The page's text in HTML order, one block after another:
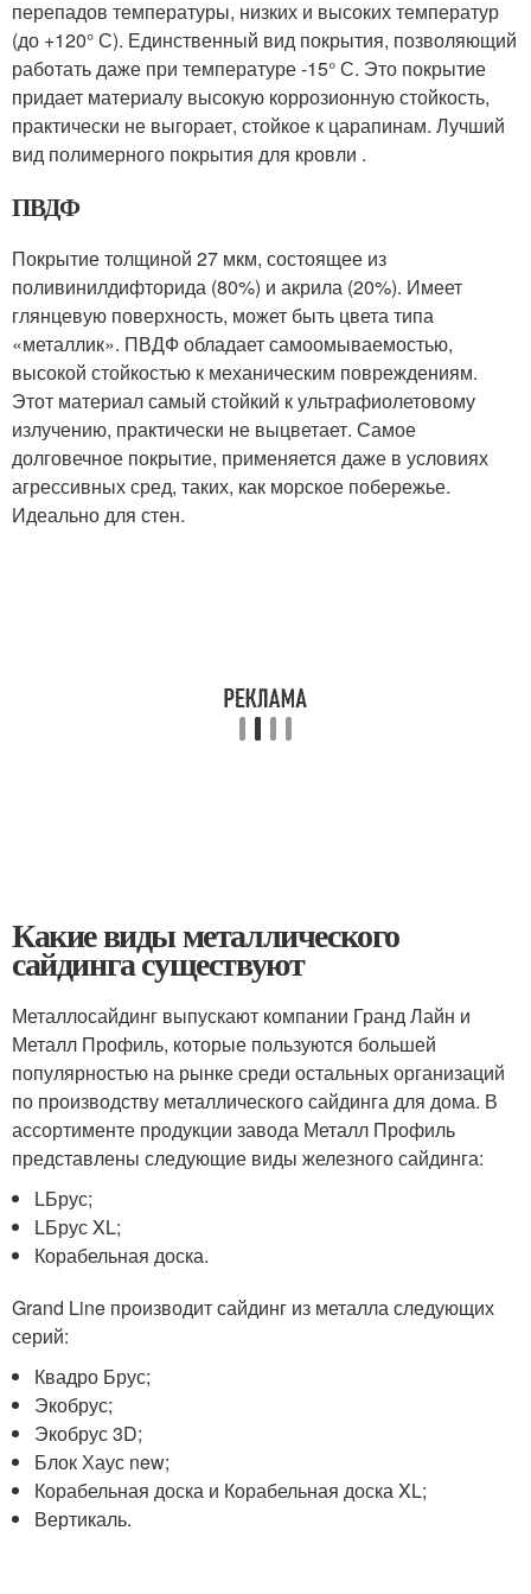
перепадов температуры, низких и высоких температур
(до +120° С). Единственный вид покрытия, позволяющий
работать даже при температуре -15° С. Это покрытие
придает материалу высокую коррозионную стойкость,
практически не выгорает, стойкое к царапинам. Лучший
вид полимерного покрытия для кровли .
ПВДФ
Покрытие толщиной 27 мкм, состоящее из
поливинилдифторида (80%) и акрила (20%). Имеет
глянцевую поверхность, может быть цвета типа
«металлик». ПВДФ обладает самоомываемостью,
высокой стойкостью к механическим повреждениям.
Этот материал самый стойкий к ультрафиолетовому
излучению, практически не выцветает. Самое
долговечное покрытие, применяется даже в условиях
агрессивных сред, таких, как морское побережье.
Идеально для стен.
Какие виды металлического
сайдинга существуют
Металлосайдинг выпускают компании Гранд Лайн и
Металл Профиль, которые пользуются большей
популярностью на рынке среди остальных организаций
по производству металлического сайдинга для дома. В
ассортименте продукции завода Металл Профиль
представлены следующие виды железного сайдинга:
LБрус;
LБрус XL;
Корабельная доска.
Grand Line производит сайдинг из металла следующих
серий:
Квадро Брус;
Экобрус;
Экобрус 3D;
Блок Хаус new;
Корабельная доска и Корабельная доска XL;
Вертикаль.